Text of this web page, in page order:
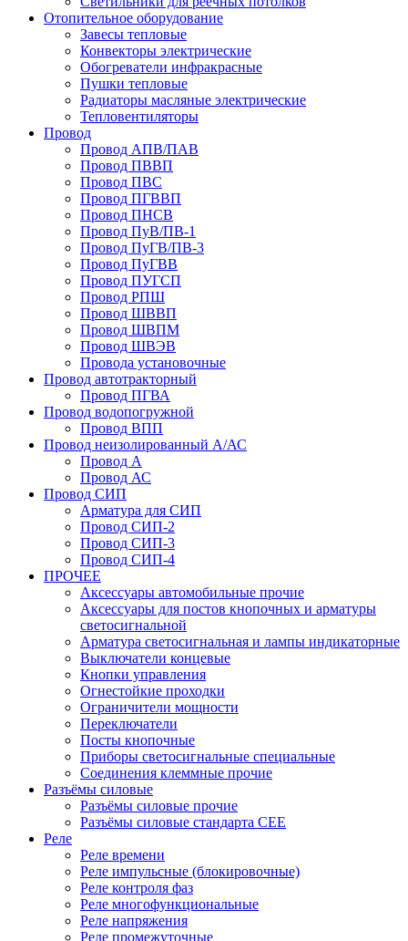
Отопительное оборудование
Завесы тепловые
Конвекторы электрические
Обогреватели инфракрасные
Пушки тепловые
Радиаторы масляные электрические
Тепловентиляторы
Провод
Провод АПВ/ПАВ
Провод ПВВП
Провод ПВС
Провод ПГВВП
Провод ПНСВ
Провод ПуВ/ПВ-1
Провод ПуГВ/ПВ-3
Провод ПуГВВ
Провод ПУГСП
Провод РПШ
Провод ШВВП
Провод ШВПМ
Провод ШВЭВ
Провода установочные
Провод автотракторный
Провод ПГВА
Провод водопогружной
Провод ВПП
Провод неизолированный А/АС
Провод А
Провод АС
Провод СИП
Арматура для СИП
Провод СИП-2
Провод СИП-3
Провод СИП-4
ПРОЧЕЕ
Аксессуары автомобильные прочие
Аксессуары для постов кнопочных и арматуры
светосигнальной
Арматура светосигнальная и лампы индикаторные
Выключатели концевые
Кнопки управления
Огнестойкие проходки
Ограничители мощности
Переключатели
Посты кнопочные
Приборы светосигнальные специальные
Соединения клеммные прочие
Разъёмы силовые
Разъёмы силовые прочие
Разъёмы силовые стандарта CEE
Реле
Реле времени
Реле импульсные (блокировочные)
Реле контроля фаз
Реле многофункциональные
Реле напряжения
Реле промежуточные